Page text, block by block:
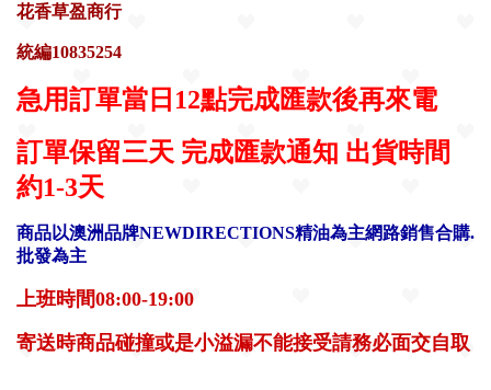
花香草盈商行
統編10835254
急用訂單當日12點完成匯款後再來電
訂單保留三天 完成匯款通知 出貨時間
約1-3天
商品以澳洲品牌NEWDIRECTIONS精油為主網路銷售合購.
批發為主
上班時間08:00-19:00
寄送時商品碰撞或是小溢漏不能接受請務必面交自取